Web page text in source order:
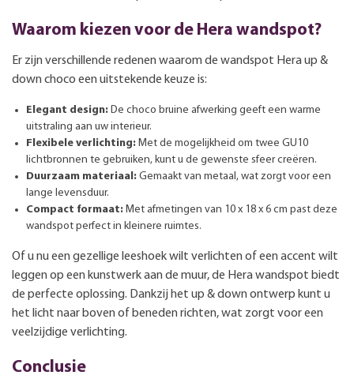
Waarom kiezen voor de Hera wandspot?
Er zijn verschillende redenen waarom de wandspot Hera up &
down choco een uitstekende keuze is:
Elegant design: De choco bruine afwerking geeft een warme
uitstraling aan uw interieur.
Flexibele verlichting: Met de mogelijkheid om twee GU10
lichtbronnen te gebruiken, kunt u de gewenste sfeer creëren.
Duurzaam materiaal: Gemaakt van metaal, wat zorgt voor een
lange levensduur.
Compact formaat: Met afmetingen van 10 x 18 x 6 cm past deze
wandspot perfect in kleinere ruimtes.
Of u nu een gezellige leeshoek wilt verlichten of een accent wilt
leggen op een kunstwerk aan de muur, de Hera wandspot biedt
de perfecte oplossing. Dankzij het up & down ontwerp kunt u
het licht naar boven of beneden richten, wat zorgt voor een
veelzijdige verlichting.
Conclusie